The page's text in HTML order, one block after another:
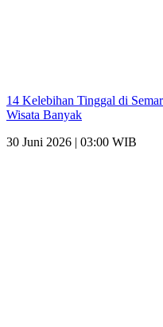
14 Kelebihan Tinggal di
Wisata Banyak
30 Juni 2026 | 03:00 WIB